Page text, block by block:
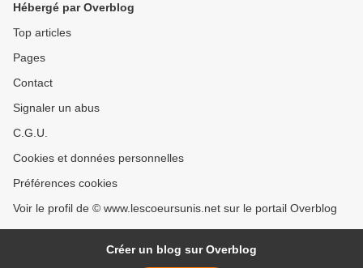
Hébergé par Overblog
Top articles
Pages
Contact
Signaler un abus
C.G.U.
Cookies et données personnelles
Préférences cookies
Voir le profil de © www.lescoeursunis.net sur le portail Overblog
Créer un blog sur Overblog